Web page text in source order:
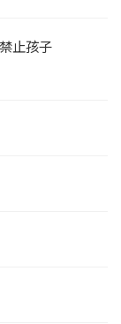
禁止孩子